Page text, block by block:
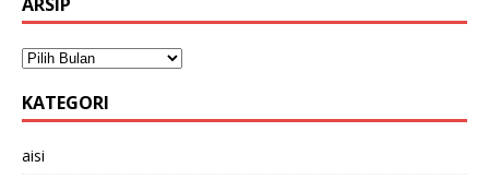
KATEGORI
aisi